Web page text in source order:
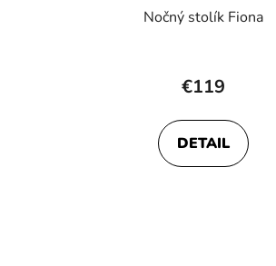
Nočný stolík Fiona
€119
DETAIL